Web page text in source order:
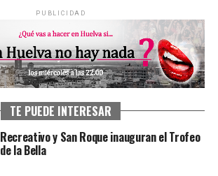
PUBLICIDAD
TE PUEDE INTERESAR
Recreativo y San Roque inauguran el Trofeo
de la Bella